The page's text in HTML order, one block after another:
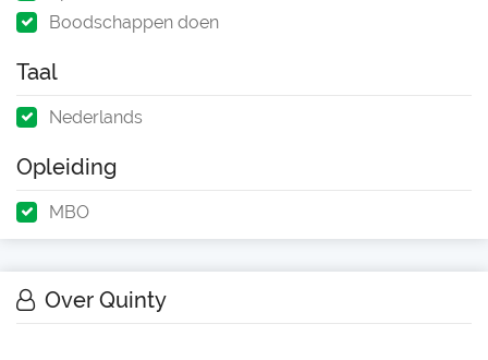
Boodschappen doen
Taal
Nederlands
Opleiding
MBO
Over Quinty